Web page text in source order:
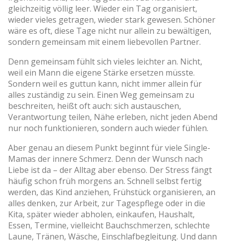
gleichzeitig völlig leer. Wieder ein Tag organisiert,
wieder vieles getragen, wieder stark gewesen. Schöner
wäre es oft, diese Tage nicht nur allein zu bewältigen,
sondern gemeinsam mit einem liebevollen Partner.
Denn gemeinsam fühlt sich vieles leichter an. Nicht,
weil ein Mann die eigene Stärke ersetzen müsste.
Sondern weil es guttun kann, nicht immer allein für
alles zuständig zu sein. Einen Weg gemeinsam zu
beschreiten, heißt oft auch: sich austauschen,
Verantwortung teilen, Nähe erleben, nicht jeden Abend
nur noch funktionieren, sondern auch wieder fühlen.
Aber genau an diesem Punkt beginnt für viele Single-
Mamas der innere Schmerz. Denn der Wunsch nach
Liebe ist da – der Alltag aber ebenso. Der Stress fängt
häufig schon früh morgens an. Schnell selbst fertig
werden, das Kind anziehen, Frühstück organisieren, an
alles denken, zur Arbeit, zur Tagespflege oder in die
Kita, später wieder abholen, einkaufen, Haushalt,
Essen, Termine, vielleicht Bauchschmerzen, schlechte
Laune, Tränen, Wäsche, Einschlafbegleitung. Und dann